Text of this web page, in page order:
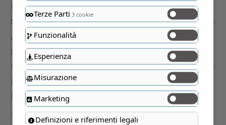
Terze Parti 3 cookie
Funzionalità
Esperienza
Misurazione
Marketing
Definizioni e riferimenti legali